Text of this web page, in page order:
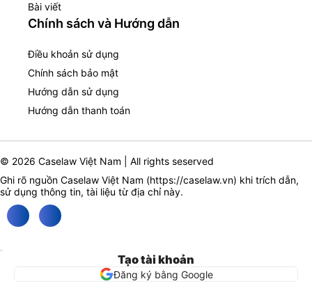
Bài viết
Chính sách và Hướng dẫn
Điều khoản sử dụng
Chính sách bảo mật
Hướng dẫn sử dụng
Hướng dẫn thanh toán
© 2026 Caselaw Việt Nam | All rights seserved
Ghi rõ nguồn Caselaw Việt Nam (https://caselaw.vn) khi trích dẫn,
sử dụng thông tin, tài liệu từ địa chỉ này.
Tạo tài khoản
Đăng ký bằng Google